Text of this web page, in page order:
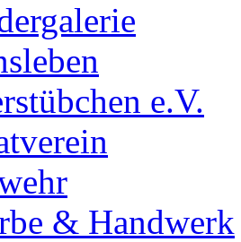
e.V.
& Handwerk